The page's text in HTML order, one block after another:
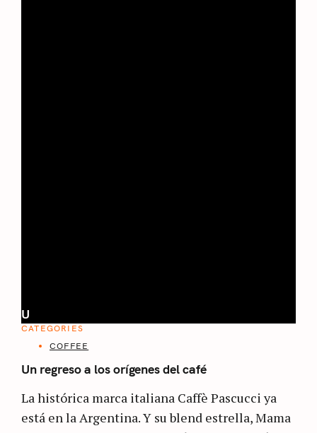
U
CATEGORIES
COFFEE
Un regreso a los orígenes del café
La histórica marca italiana Caffè Pascucci ya
está en la Argentina. Y su blend estrella, Mama